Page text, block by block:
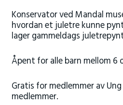
Konservator ved Mandal
hvordan et juletre kunne
lager gammeldags
Åpent for alle barn mellom 6
Gratis for medlemmer av
medlemmer.